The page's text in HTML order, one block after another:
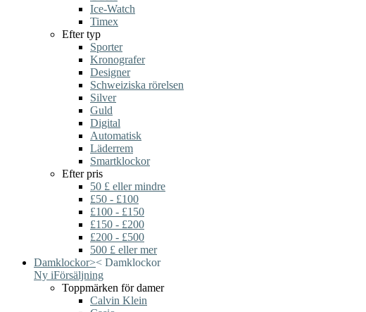
Ice-Watch
Timex
Efter typ
Sporter
Kronografer
Designer
Schweiziska rörelsen
Silver
Guld
Digital
Automatisk
Läderrem
Smartklockor
Efter pris
50 £ eller mindre
£50 - £100
£100 - £150
£150 - £200
£200 - £500
500 £ eller mer
Damklockor>< Damklockor
Ny iFörsäljning
Toppmärken för damer
Calvin Klein